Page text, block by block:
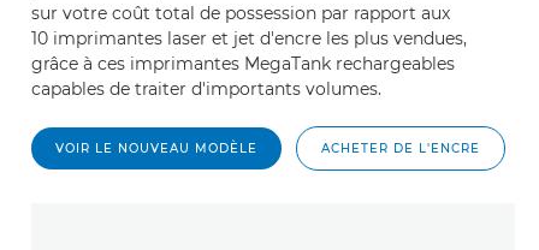
sur votre coût total de possession par rapport aux
10 imprimantes laser et jet d'encre les plus vendues,
grâce à ces imprimantes MegaTank rechargeables
capables de traiter d'importants volumes.
VOIR LE NOUVEAU MODÈLE ACHETER DE L'ENCRE